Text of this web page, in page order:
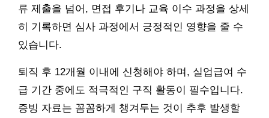
류 제출을 넘어, 면접 후기나 교육 이수 과정을 상세
히 기록하면 심사 과정에서 긍정적인 영향을 줄 수
있습니다.
퇴직 후 12개월 이내에 신청해야 하며, 실업급여 수
급 기간 중에도 적극적인 구직 활동이 필수입니다.
증빙 자료는 꼼꼼하게 챙겨두는 것이 추후 발생할